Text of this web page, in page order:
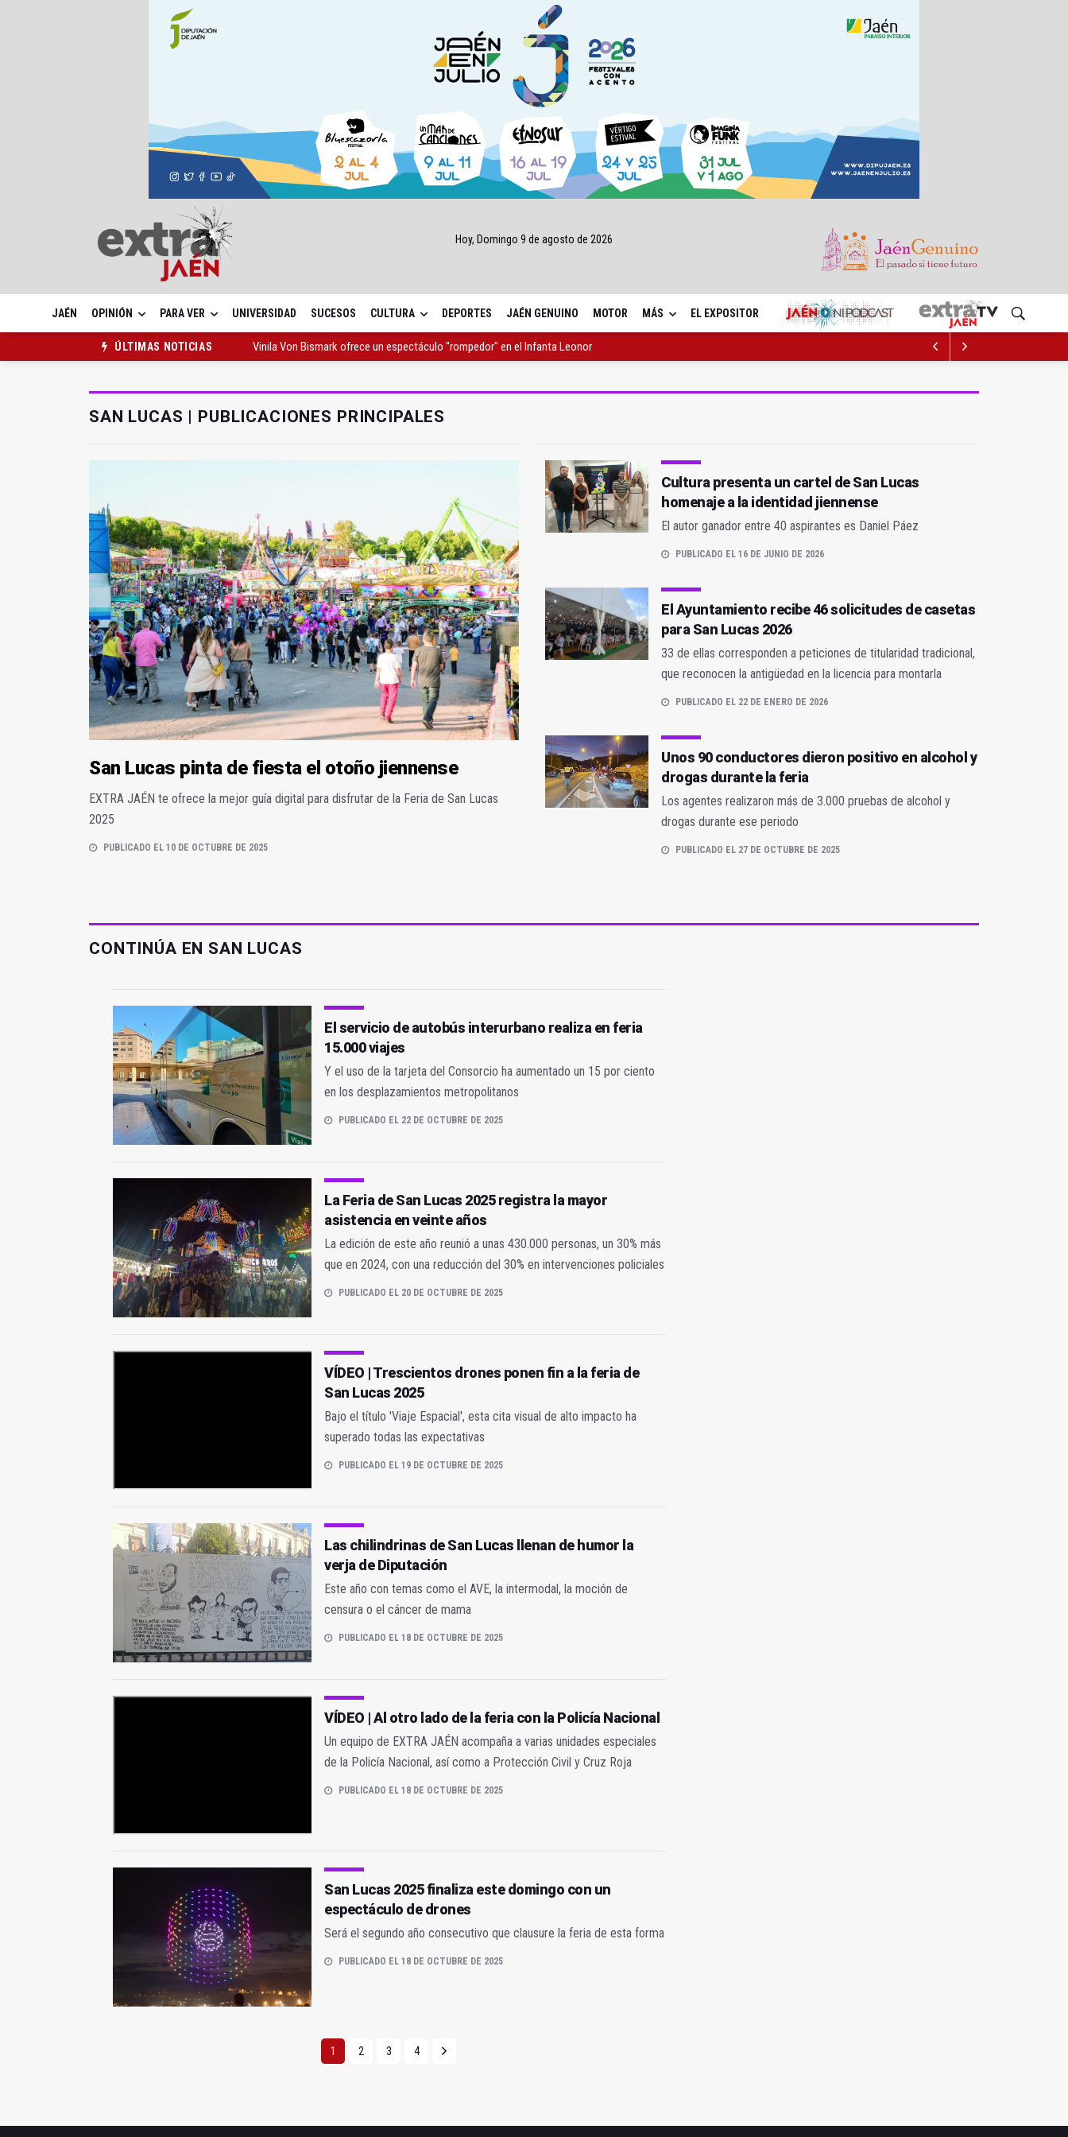
Hoy, Domingo 9 de agosto de 2026
JAÉN OPINIÓN PARA VER UNIVERSIDAD SUCESOS CULTURA DEPORTES JAÉN GENUINO MOTOR MÁS EL EXPOSITOR
ÚLTIMAS NOTICIAS
Vinila Von Bismark ofrece un espectáculo "rompedor" en el Infanta Leonor
SAN LUCAS | PUBLICACIONES PRINCIPALES
San Lucas pinta de fiesta el otoño jiennense
EXTRA JAÉN te ofrece la mejor guía digital para disfrutar de la Feria de San Lucas
2025
PUBLICADO EL 10 DE OCTUBRE DE 2025
Cultura presenta un cartel de San Lucas
homenaje a la identidad jiennense
El autor ganador entre 40 aspirantes es Daniel Páez
PUBLICADO EL 16 DE JUNIO DE 2026
El Ayuntamiento recibe 46 solicitudes de casetas
para San Lucas 2026
33 de ellas corresponden a peticiones de titularidad tradicional,
que reconocen la antigüedad en la licencia para montarla
PUBLICADO EL 22 DE ENERO DE 2026
Unos 90 conductores dieron positivo en alcohol y
drogas durante la feria
Los agentes realizaron más de 3.000 pruebas de alcohol y
drogas durante ese periodo
PUBLICADO EL 27 DE OCTUBRE DE 2025
CONTINÚA EN SAN LUCAS
El servicio de autobús interurbano realiza en feria
15.000 viajes
Y el uso de la tarjeta del Consorcio ha aumentado un 15 por ciento
en los desplazamientos metropolitanos
PUBLICADO EL 22 DE OCTUBRE DE 2025
La Feria de San Lucas 2025 registra la mayor
asistencia en veinte años
La edición de este año reunió a unas 430.000 personas, un 30% más
que en 2024, con una reducción del 30% en intervenciones policiales
PUBLICADO EL 20 DE OCTUBRE DE 2025
VÍDEO | Trescientos drones ponen fin a la feria de
San Lucas 2025
Bajo el título 'Viaje Espacial', esta cita visual de alto impacto ha
superado todas las expectativas
PUBLICADO EL 19 DE OCTUBRE DE 2025
Las chilindrinas de San Lucas llenan de humor la
verja de Diputación
Este año con temas como el AVE, la intermodal, la moción de
censura o el cáncer de mama
PUBLICADO EL 18 DE OCTUBRE DE 2025
VÍDEO | Al otro lado de la feria con la Policía Nacional
Un equipo de EXTRA JAÉN acompaña a varias unidades especiales
de la Policía Nacional, así como a Protección Civil y Cruz Roja
PUBLICADO EL 18 DE OCTUBRE DE 2025
San Lucas 2025 finaliza este domingo con un
espectáculo de drones
Será el segundo año consecutivo que clausure la feria de esta forma
PUBLICADO EL 18 DE OCTUBRE DE 2025
1 2 3 4